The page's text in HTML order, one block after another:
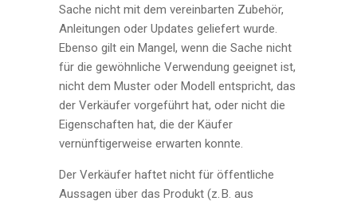
Sache nicht mit dem vereinbarten Zubehör,
Anleitungen oder Updates geliefert wurde.
Ebenso gilt ein Mangel, wenn die Sache nicht
für die gewöhnliche Verwendung geeignet ist,
nicht dem Muster oder Modell entspricht, das
der Verkäufer vorgeführt hat, oder nicht die
Eigenschaften hat, die der Käufer
vernünftigerweise erwarten konnte.
Der Verkäufer haftet nicht für öffentliche
Aussagen über das Produkt (z. B. aus